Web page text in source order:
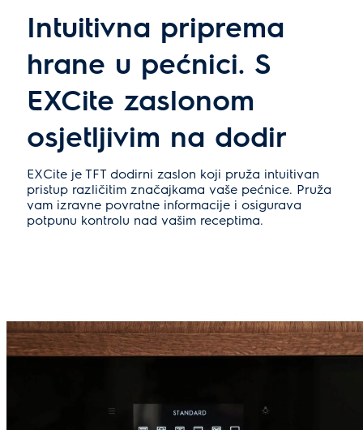
Intuitivna priprema
hrane u pećnici. S
EXCite zaslonom
osjetljivim na dodir
EXCite je TFT dodirni zaslon koji pruža intuitivan
pristup različitim značajkama vaše pećnice. Pruža
vam izravne povratne informacije i osigurava
potpunu kontrolu nad vašim receptima.